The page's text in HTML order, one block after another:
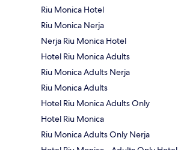
Riu Monica Hotel
Riu Monica Nerja
Nerja Riu Monica Hotel
Hotel Riu Monica Adults
Riu Monica Adults Nerja
Riu Monica Adults
Hotel Riu Monica Adults Only
Hotel Riu Monica
Riu Monica Adults Only Nerja